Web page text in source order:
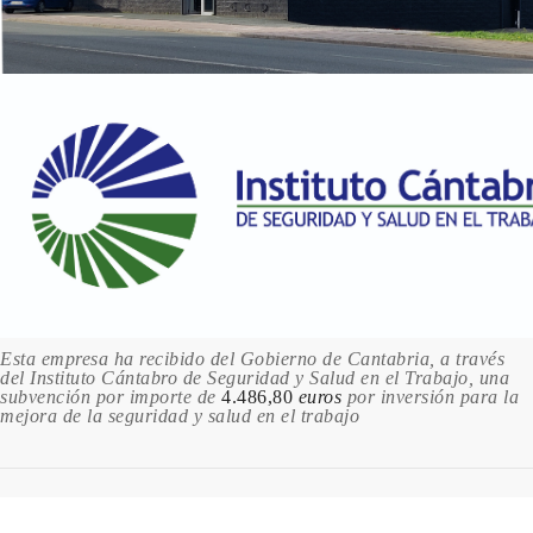
Rosa Porcelana
12.28 €
Sin stock
12.28 €
Sin stock
Turquesa
12.28 €
Sin stock
Sin stock
Verde Salvia
12.28 €
Esta empresa ha recibido del Gobierno de Cantabria, a través
del Instituto Cántabro de Seguridad y Salud en el Trabajo, una
subvención por importe de 4.486,80 euros por inversión para la
mejora de la seguridad y salud en el trabajo